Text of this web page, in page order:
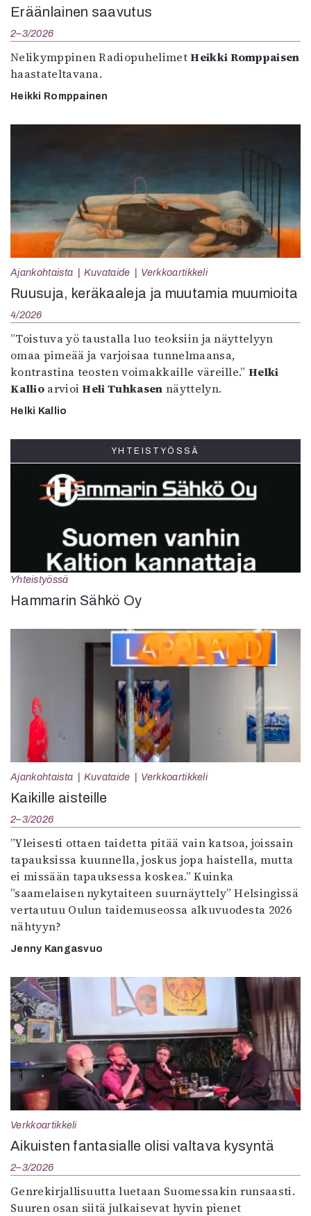
Eräänlainen saavutus
2–3/2026
Nelikymppinen RadiopuhelimetHeikki Romppaisen
haastateltavana.
Heikki Romppainen
Ajankohtaista Kuvataide Verkkoartikkeli
Ruusuja, keräkaaleja ja muutamia muumioita
4/2026
”Toistuva yö taustalla luo teoksiin ja näyttelyyn
omaa pimeää ja varjoisaa tunnelmaansa,
kontrastina teosten voimakkaille väreille.”Helki
KallioarvioiHeli Tuhkasen näyttelyn.
Helki Kallio
YHTEISTYÖSSÄ
Yhteistyössä
Hammarin Sähkö Oy
Ajankohtaista Kuvataide Verkkoartikkeli
Kaikille aisteille
2–3/2026
”Yleisesti ottaen taidetta pitää vain katsoa, joissain
tapauksissa kuunnella, joskus jopa haistella, mutta
ei missään tapauksessa koskea.” Kuinka
”saamelaisen nykytaiteen suurnäyttely” Helsingissä
vertautuu Oulun taidemuseossa alkuvuodesta 2026
nähtyyn?
Jenny Kangasvuo
Verkkoartikkeli
Aikuisten fantasialle olisi valtava kysyntä
2–3/2026
Genrekirjallisuutta luetaan Suomessakin runsaasti.
Suuren osan siitä julkaisevat hyvin pienet